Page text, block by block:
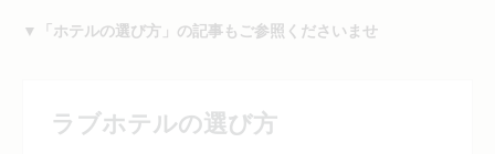
▼「ホテルの選び方」の記事もご参照くださいませ